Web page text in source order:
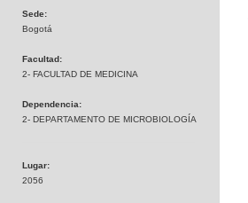
Sede:
Bogotá
Facultad:
2- FACULTAD DE MEDICINA
Dependencia:
2- DEPARTAMENTO DE MICROBIOLOGÍA
Lugar:
2056